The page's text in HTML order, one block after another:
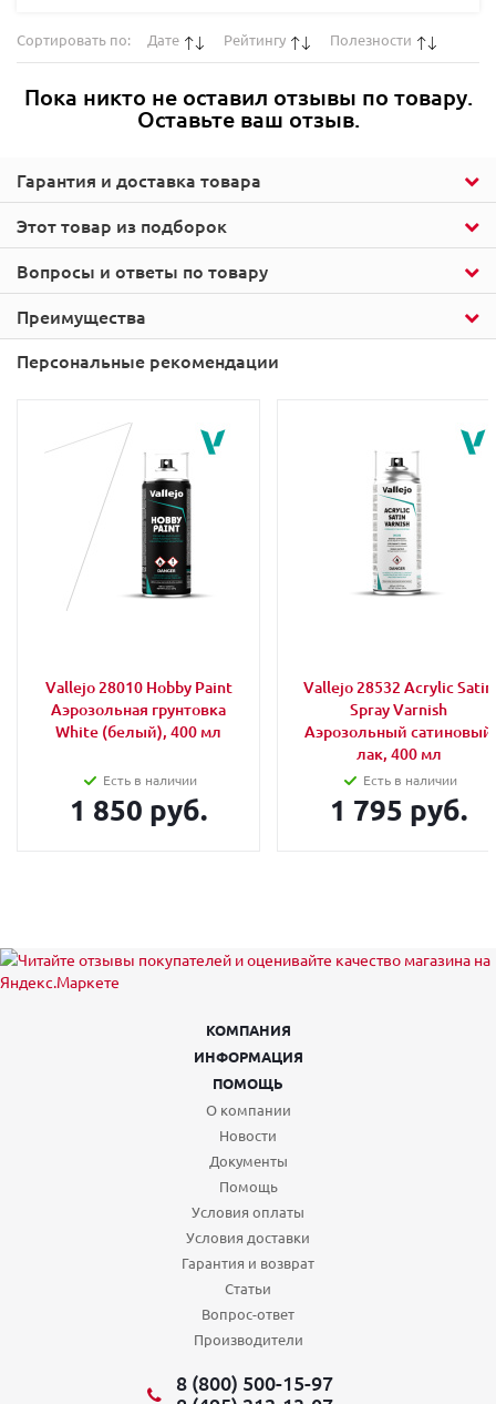
Этот товар из подборок
Гарантия и доставка товара
Сортировать по: Дате Рейтингу Полезности
Пока никто не оставил отзывы по товару.
Оставьте ваш отзыв.
Вопросы и ответы по товару
Преимущества
Персональные рекомендации
Vallejo 28010 Hobby Paint
Аэрозольная грунтовка
White (белый), 400 мл
Есть в наличии
1 850 руб.
Vallejo 28532 Acrylic Satin
Spray Varnish
Аэрозольный сатиновый
лак, 400 мл
Есть в наличии
1 795 руб.
КОМПАНИЯ
ИНФОРМАЦИЯ
ПОМОЩЬ
О компании
Новости
Документы
Помощь
Условия оплаты
Условия доставки
Гарантия и возврат
Статьи
Вопрос-ответ
Производители
8 (800) 500-15-97